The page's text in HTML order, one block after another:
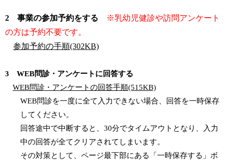
2 事業の参加予約をする
※乳幼児健診や訪問アンケート
の方は予約不要です。
参加予約の手順(302KB)
3 WEB問診・アンケートに回答する
WEB問診・アンケートの回答手順(515KB)
WEB問診を一度に全て入力できない場合、回答を一時保存
してください。
回答途中で中断すると、30分でタイムアウトとなり、入力
中の回答が全てクリアされてしまいます。
その対策として、ページ最下部にある「一時保存する」ボ